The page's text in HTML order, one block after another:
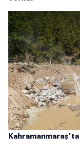
Kahramanmaraş’ta